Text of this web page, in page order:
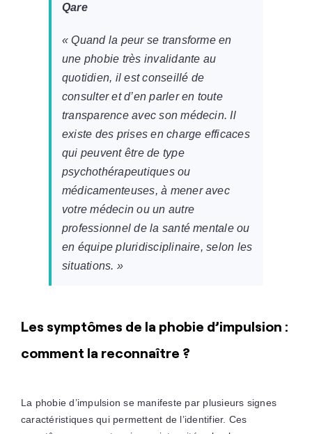
Qare
« Quand la peur se transforme en
une phobie très invalidante au
quotidien, il est conseillé de
consulter et d’en parler en toute
transparence avec son médecin. Il
existe des prises en charge efficaces
qui peuvent être de type
psychothérapeutiques ou
médicamenteuses, à mener avec
votre médecin ou un autre
professionnel de la santé mentale ou
en équipe pluridisciplinaire, selon les
situations. »
Les symptômes de la phobie d’impulsion :
comment la reconnaître ?
La phobie d’impulsion se manifeste par plusieurs signes
caractéristiques qui permettent de l’identifier. Ces